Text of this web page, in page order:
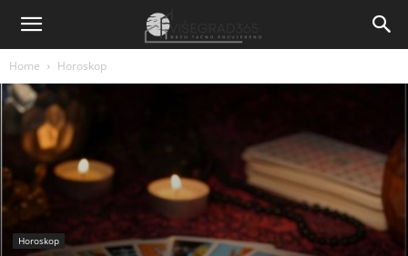
Home Horoskop
Horoskop